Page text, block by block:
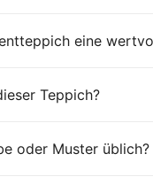
eine
Teppich?
oder Muster üblich?